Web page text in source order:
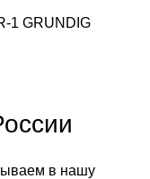
1 GRUNDIG
в нашу